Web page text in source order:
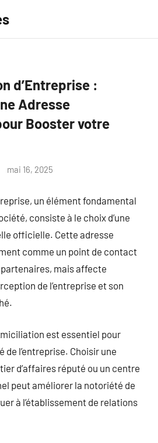
d’Entreprise :
Adresse
Booster votre
mai 16, 2025
un élément fondamental
consiste à le choix d’une
officielle. Cette adresse
comme un point de contact
mais affecte
de l’entreprise et son
est essentiel pour
de l’entreprise. Choisir une
d’affaires réputé ou un centre
peut améliorer la notoriété de
à l’établissement de relations